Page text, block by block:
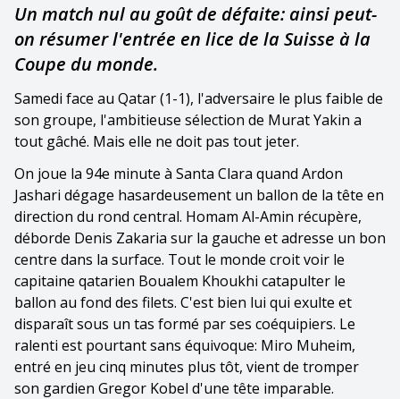
Un match nul au goût de défaite: ainsi peut-
on résumer l'entrée en lice de la Suisse à la
Coupe du monde.
Samedi face au Qatar (1-1), l'adversaire le plus faible de
son groupe, l'ambitieuse sélection de Murat Yakin a
tout gâché. Mais elle ne doit pas tout jeter.
On joue la 94e minute à Santa Clara quand Ardon
Jashari dégage hasardeusement un ballon de la tête en
direction du rond central. Homam Al-Amin récupère,
déborde Denis Zakaria sur la gauche et adresse un bon
centre dans la surface. Tout le monde croit voir le
capitaine qatarien Boualem Khoukhi catapulter le
ballon au fond des filets. C'est bien lui qui exulte et
disparaît sous un tas formé par ses coéquipiers. Le
ralenti est pourtant sans équivoque: Miro Muheim,
entré en jeu cinq minutes plus tôt, vient de tromper
son gardien Gregor Kobel d'une tête imparable.